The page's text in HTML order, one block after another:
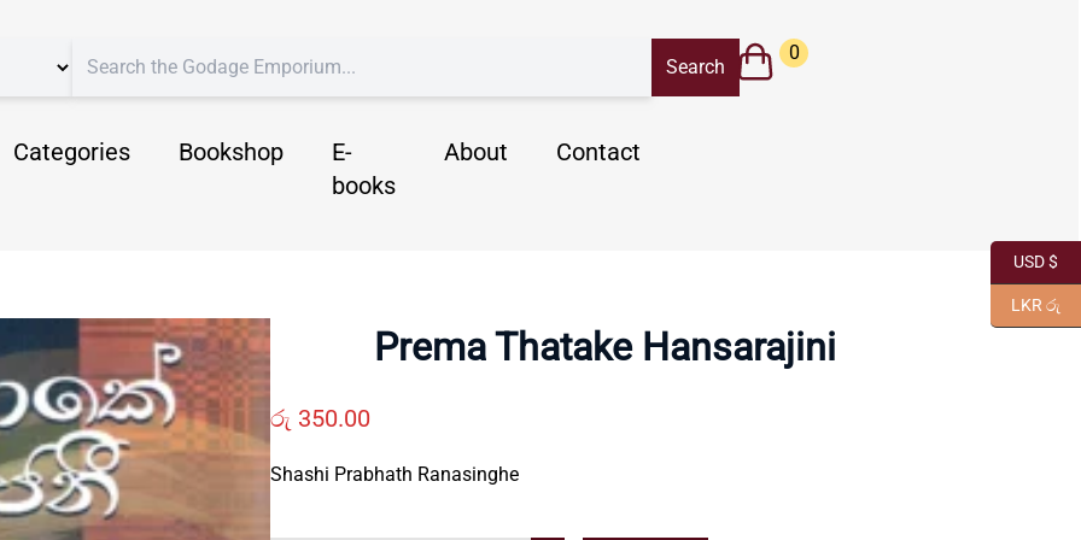
Categories Bookshop
E-
books
About Contact
0
Prema Thatake Hansarajini
රු 350.00
Shashi Prabhath Ranasinghe
USD $
LKR රු